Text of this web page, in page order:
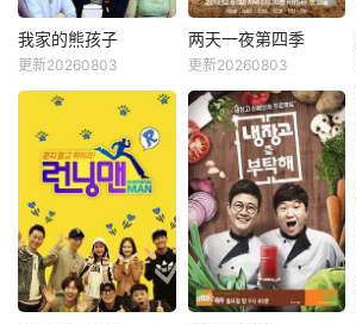
破天荒集结，同场
大玩推理游戏！面
对真真假假的线索
博弈，究竟谁能揭
开真相？
我家的熊孩子
韩惠轸
《我家的熊孩子》
是一档韩国脱口秀
节目。节目主要关
注家长与孩子之间
的问题。你对孩子
了解多少？今天孩
子和谁见面了，又
发生了什么样的故
我家的熊孩子
更新20260803
两天一夜第四季
Se-yoon
韩国KBS电视台综
艺节目，也是该台
Happy Sunday的
长寿环节之一。标
榜真实野生道路真
人秀，描绘6个男
人横冲直撞背包旅
行的旅行综艺节
两天一夜第四季
更新20260803